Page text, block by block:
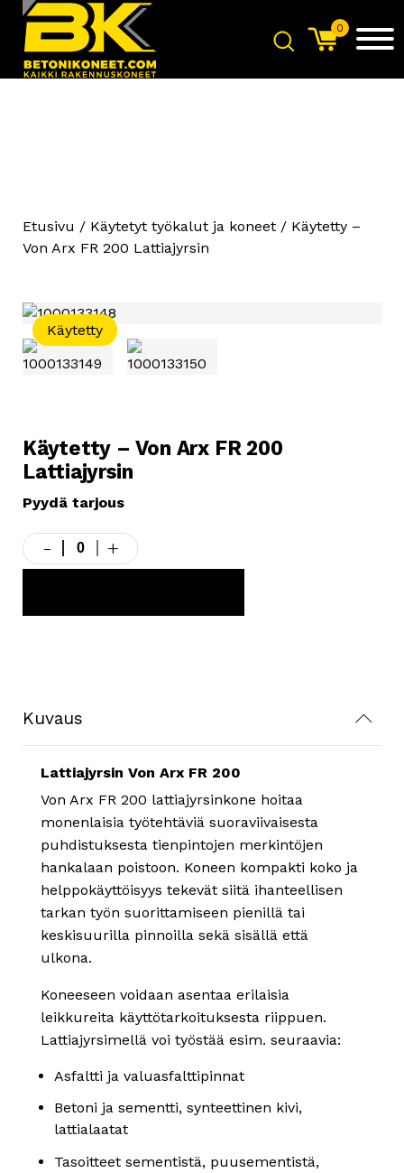
0
Etusivu / Käytetyt työkalut ja koneet / Käytetty –
Von Arx FR 200 Lattiajyrsin
Käytetty
Käytetty – Von Arx FR 200
Lattiajyrsin
Pyydä tarjous
-
Käytetty
-
Arx
+
Kuvaus
Lattiajyrsin Von Arx FR 200
Von Arx FR 200 lattiajyrsinkone hoitaa
monenlaisia työtehtäviä suoraviivaisesta
puhdistuksesta tienpintojen merkintöjen
hankalaan poistoon. Koneen kompakti koko ja
helppokäyttöisyys tekevät siitä ihanteellisen
tarkan työn suorittamiseen pienillä tai
keskisuurilla pinnoilla sekä sisällä että
ulkona.
Koneeseen voidaan asentaa erilaisia
leikkureita käyttötarkoituksesta riippuen.
Lattiajyrsimellä voi työstää esim. seuraavia:
Asfaltti ja valuasfalttipinnat
Betoni ja sementti, synteettinen kivi,
lattialaatat
Tasoitteet sementistä, puusementistä,